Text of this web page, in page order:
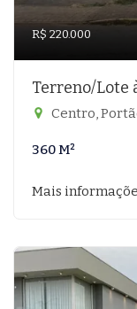
R$ 220.000
Terreno/Lote
Centro,
360 M²
Mais